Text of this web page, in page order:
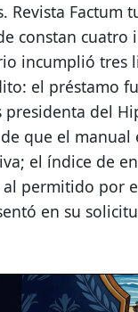
Factum
constan cuatro
incumplió tres
el préstamo
del
que el
el índice de
permitido por
en su